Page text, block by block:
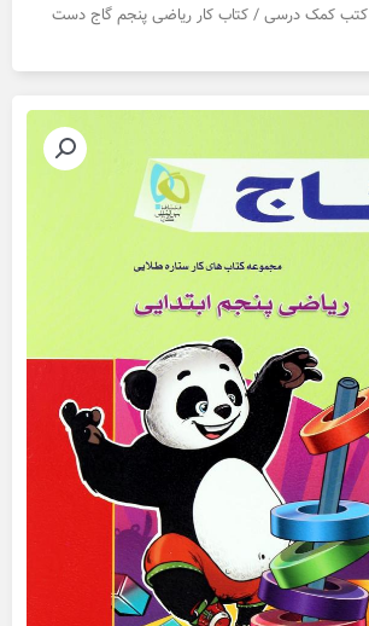
g
a
r
m
کتب کمک درسی / کتاب کار ریاضی پنجم گاج دست